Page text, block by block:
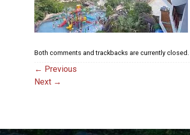
Both comments and trackbacks are currently closed.
← Previous
Next →